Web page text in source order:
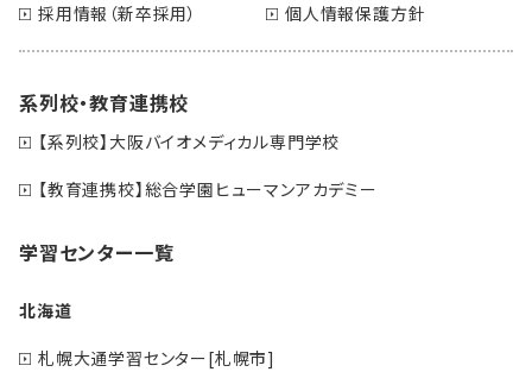
採用情報（新卒採用）
個人情報保護方針
系列校・教育連携校
【系列校】大阪バイオメディカル専門学校
【教育連携校】総合学園ヒューマンアカデミー
学習センター一覧
北海道
札幌大通学習センター[札幌市]